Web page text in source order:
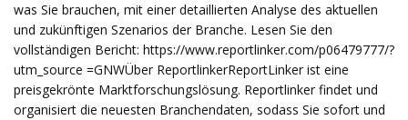
was Sie brauchen, mit einer detaillierten Analyse des aktuellen
und zukünftigen Szenarios der Branche. Lesen Sie den
vollständigen Bericht: https://www.reportlinker.com/p06479777/?
utm_source =GNWÜber ReportlinkerReportLinker ist eine
preisgekrönte Marktforschungslösung. Reportlinker findet und
organisiert die neuesten Branchendaten, sodass Sie sofort und